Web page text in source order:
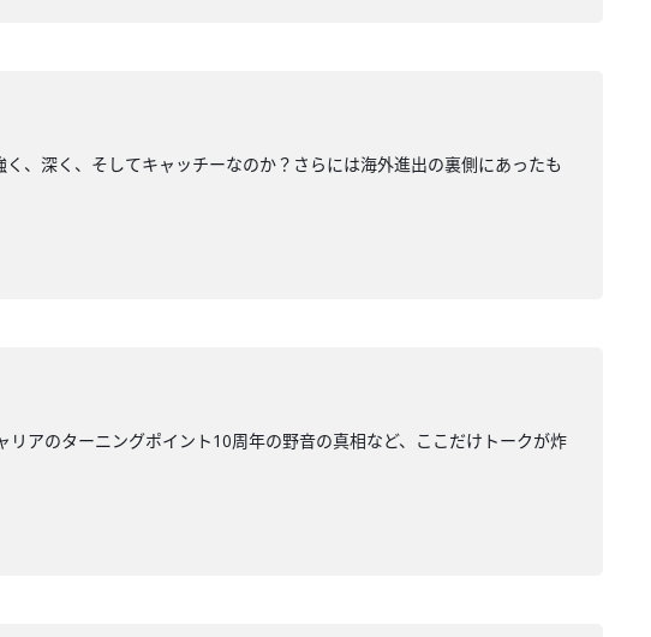
、深く、そしてキャッチーなのか？さらには海外進出の裏側にあったも
アのターニングポイント10周年の野音の真相など、ここだけトークが炸